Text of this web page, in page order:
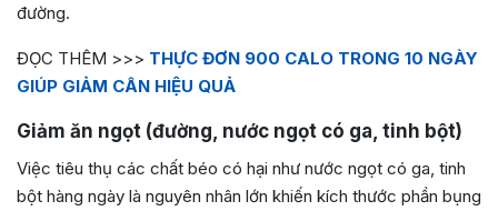
đường.
ĐỌC THÊM >>> THỰC ĐƠN 900 CALO TRONG 10 NGÀY
GIÚP GIẢM CÂN HIỆU QUẢ
Giảm ăn ngọt (đường, nước ngọt có ga, tinh bột)
Việc tiêu thụ các chất béo có hại như nước ngọt có ga, tinh
bột hàng ngày là nguyên nhân lớn khiến kích thước phần bụng